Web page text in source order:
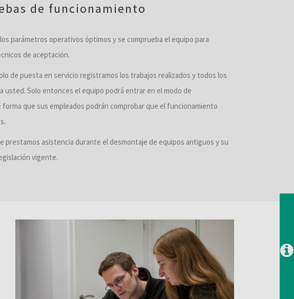
de funcionamiento
parámetros operativos óptimos y se comprueba el equipo para
de aceptación.
de puesta en servicio registramos los trabajos realizados y todos los
usted. Solo entonces el equipo podrá entrar en el modo de
que sus empleados podrán comprobar que el funcionamiento
prestamos asistencia durante el desmontaje de equipos antiguos y su
vigente.